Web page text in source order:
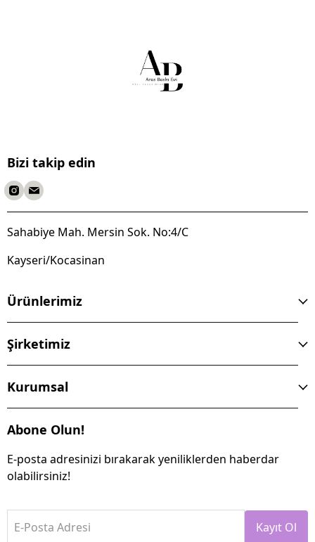
Bizi takip edin
Sahabiye Mah. Mersin Sok. No:4/C
Kayseri/Kocasinan
Ürünlerimiz
Şirketimiz
Kurumsal
Abone Olun!
E-posta adresinizi bırakarak yeniliklerden haberdar
olabilirsiniz!
E-Posta Adresi Kayıt Ol